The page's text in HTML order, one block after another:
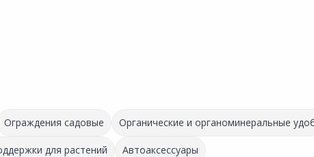
Ограждения садовые Органические и органоминеральные
для растений Автоаксессуары